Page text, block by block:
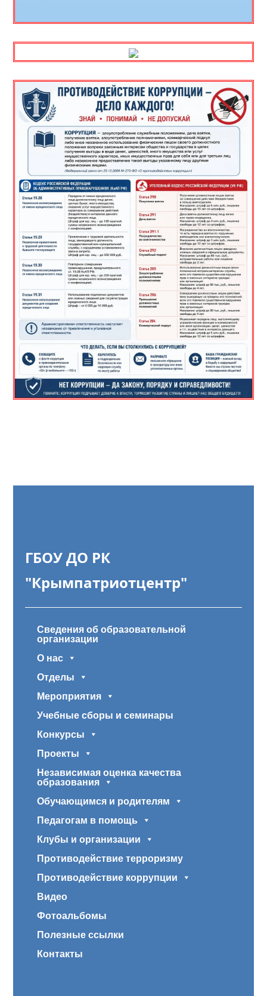
ГБОУ ДО РК
"Крымпатриотцентр"
Сведения об образовательной
организации
О нас
Отделы
Мероприятия
Учебные сборы и семинары
Конкурсы
Проекты
Независимая оценка качества
образования
Обучающимся и родителям
Педагогам в помощь
Клубы и организации
Противодействие терроризму
Противодействие коррупции
Видео
Фотоальбомы
Полезные ссылки
Контакты